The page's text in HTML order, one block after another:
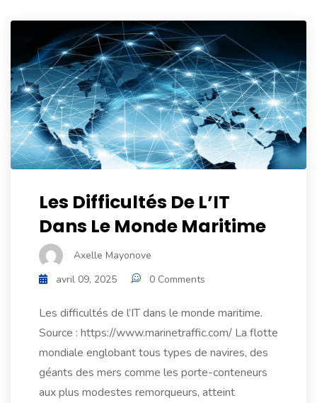
Les Difficultés De L’IT
Dans Le Monde Maritime
Axelle Mayonove
avril 09, 2025
0 Comments
Les difficultés de l’IT dans le monde maritime.
Source : https://www.marinetraffic.com/ La flotte
mondiale englobant tous types de navires, des
géants des mers comme les porte-conteneurs
aux plus modestes remorqueurs, atteint